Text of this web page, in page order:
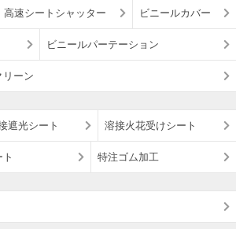
高速シートシャッター ビニールカバー
ビニールパーテーション
リーン
遮光シート 溶接火花受けシート
特注ゴム加工